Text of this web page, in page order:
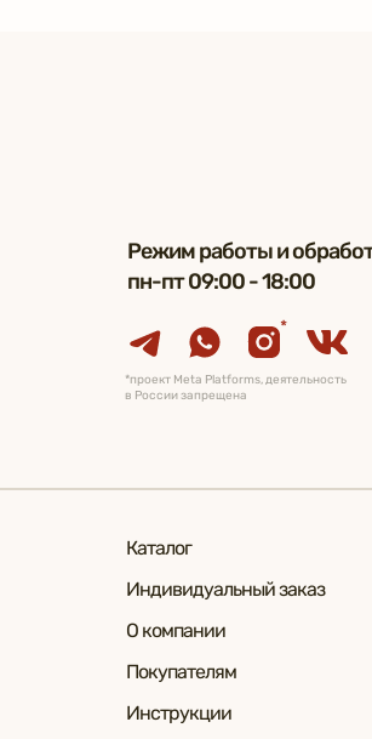
Режим работы и
пн-пт 09:00 - 18:00
О компании
Индивидуальный заказ
Каталог
Покупателям
Инструкции
*проект Meta Platforms, деятельность
в России запрещена
*